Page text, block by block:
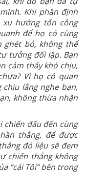
Khi phân định
hướng tốn công
để họ có cùng
bỏ, không thể
tưởng đối lập. Bạn
cảm thấy khó chịu,
Vì họ có quan
lắng nghe bạn,
không thừa nhận
chiến đấu đến cùng
thắng, để được
đó liệu sẽ đem
chiến thắng không
“cái Tôi” bên trong